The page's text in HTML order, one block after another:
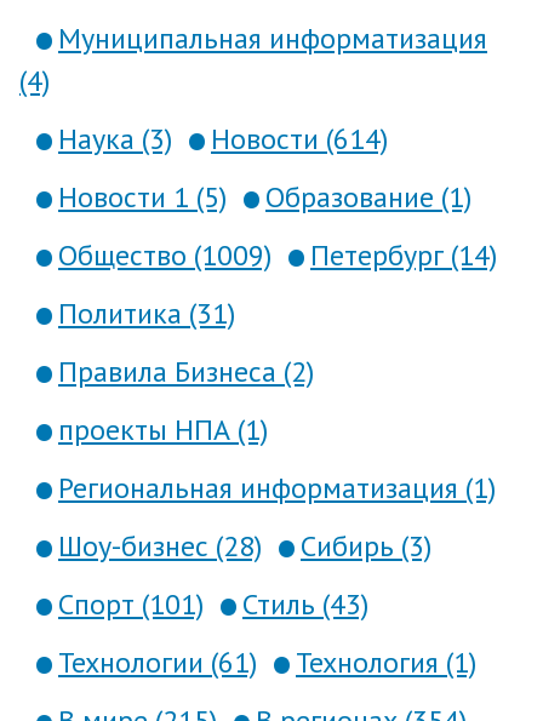
Муниципальная информатизация
(4)
Наука (3)
Новости (614)
Новости 1 (5)
Образование (1)
Общество (1009)
Петербург (14)
Политика (31)
Правила Бизнеса (2)
проекты НПА (1)
Региональная информатизация (1)
Шоу-бизнес (28)
Сибирь (3)
Спорт (101)
Стиль (43)
Технологии (61)
Технология (1)